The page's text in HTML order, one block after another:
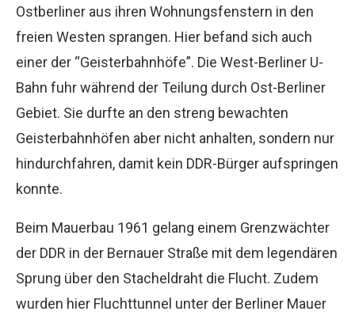
Ostberliner aus ihren Wohnungsfenstern in den
freien Westen sprangen. Hier befand sich auch
einer der “Geisterbahnhöfe”. Die West-Berliner U-
Bahn fuhr während der Teilung durch Ost-Berliner
Gebiet. Sie durfte an den streng bewachten
Geisterbahnhöfen aber nicht anhalten, sondern nur
hindurchfahren, damit kein DDR-Bürger aufspringen
konnte.
Beim Mauerbau 1961 gelang einem Grenzwächter
der DDR in der Bernauer Straße mit dem legendären
Sprung über den Stacheldraht die Flucht. Zudem
wurden hier Fluchttunnel unter der Berliner Mauer